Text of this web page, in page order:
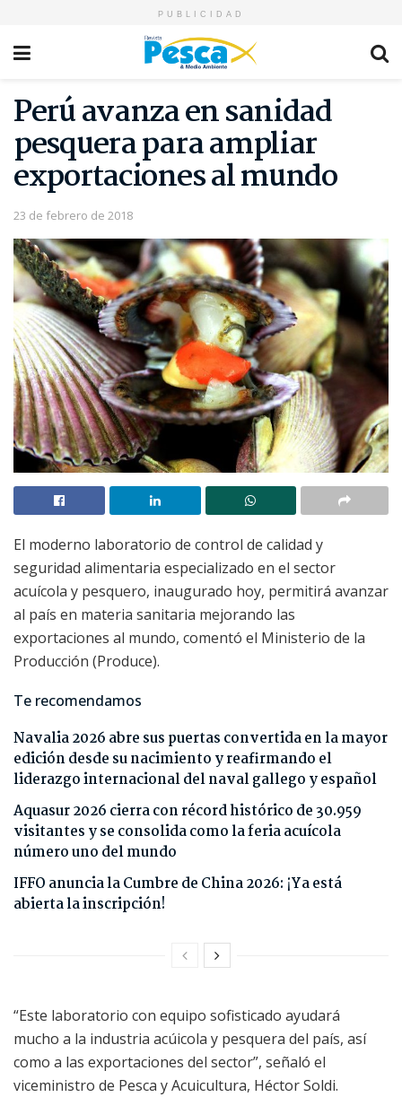
PUBLICIDAD
Perú avanza en sanidad
pesquera para ampliar
exportaciones al mundo
23 de febrero de 2018
El moderno laboratorio de control de calidad y
seguridad alimentaria especializado en el sector
acuícola y pesquero, inaugurado hoy, permitirá avanzar
al país en materia sanitaria mejorando las
exportaciones al mundo, comentó el Ministerio de la
Producción (Produce).
Te recomendamos
Navalia 2026 abre sus puertas convertida en la mayor
edición desde su nacimiento y reafirmando el
liderazgo internacional del naval gallego y español
Aquasur 2026 cierra con récord histórico de 30.959
visitantes y se consolida como la feria acuícola
número uno del mundo
IFFO anuncia la Cumbre de China 2026: ¡Ya está
abierta la inscripción!
“Este laboratorio con equipo sofisticado ayudará
mucho a la industria acúicola y pesquera del país, así
como a las exportaciones del sector”, señaló el
viceministro de Pesca y Acuicultura, Héctor Soldi.